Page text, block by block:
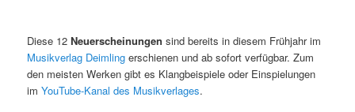
Diese 12Neuerscheinungen sind bereits in diesem Frühjahr im
Musikverlag Deimling erschienen und ab sofort verfügbar. Zum
den meisten Werken gibt es Klangbeispiele oder Einspielungen
imYouTube-Kanal des Musikverlages.